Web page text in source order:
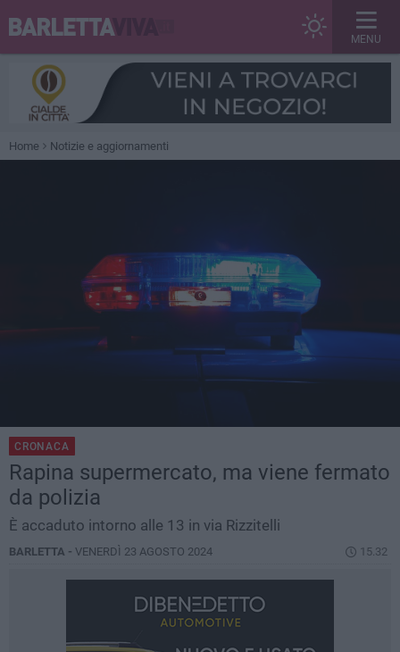
MENU
Home Notizie e aggiornamenti
CRONACA
Rapina supermercato, ma viene fermato
da polizia
È accaduto intorno alle 13 in via Rizzitelli
BARLETTA - VENERDÌ 23 AGOSTO 2024 15.32